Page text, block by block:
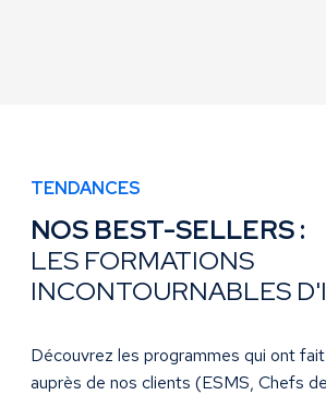
TENDANCES
NOS BEST-SELLERS :
LES FORMATIONS
INCONTOURNABLES
Découvrez les programmes qui ont
auprès de nos clients (ESMS, Chefs